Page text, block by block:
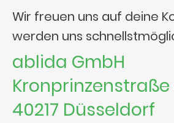
Wir freuen uns auf deine
werden uns
ablida GmbH
Kronprinzenstraße
40217 Düsseldorf